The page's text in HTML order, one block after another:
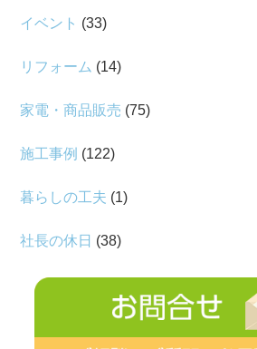
イベント (33)
リフォーム (14)
家電・商品販売 (75)
施工事例 (122)
暮らしの工夫 (1)
社長の休日 (38)